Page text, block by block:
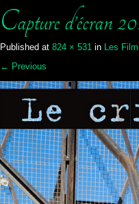
Capture d’écran
Published at 824 × 531 in Les
← Previous